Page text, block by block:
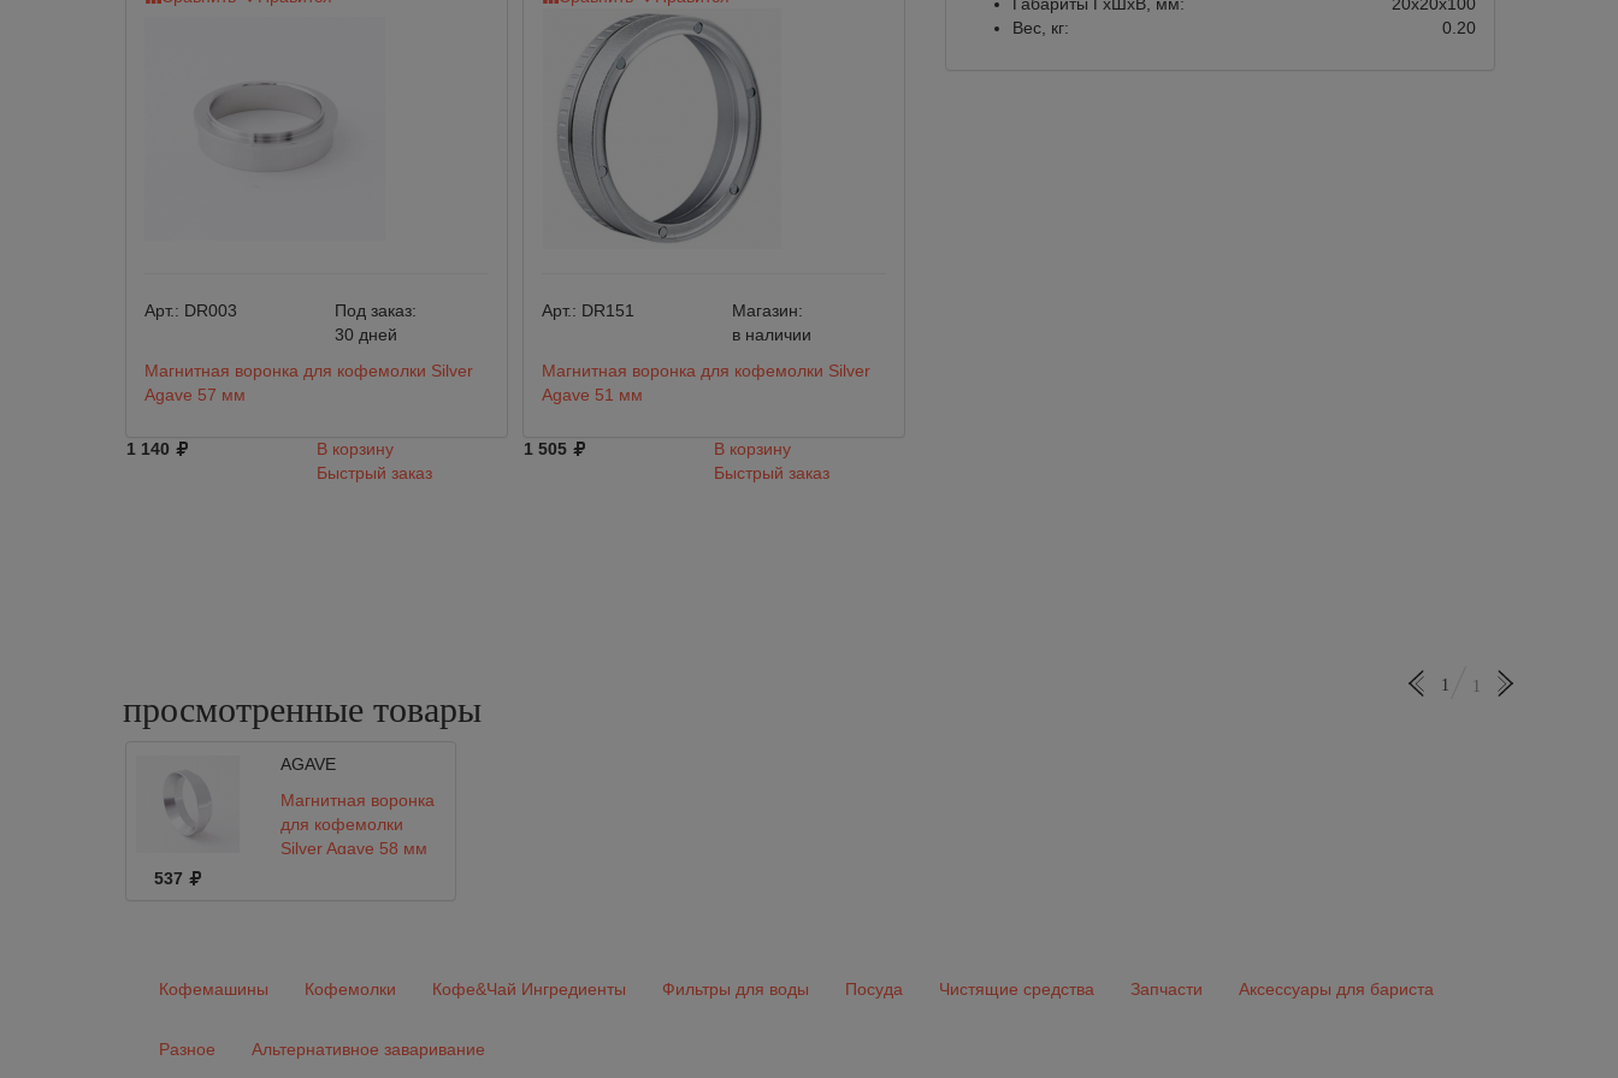
Арт.: DR003
Под заказ:
30 дней
Магнитная воронка для кофемолки Silver
Agave 57 мм
1 140
В корзину
Быстрый заказ
Арт.: DR151
Магазин:
в наличии
Магнитная воронка для кофемолки Silver
Agave 51 мм
1 505
В корзину
Быстрый заказ
Вес, кг:
0.20
просмотренные товары
1 1
AGAVE
Магнитная воронка
для кофемолки
Silver Agave 58 мм
537
Кофемашины Кофемолки Кофе&Чай Ингредиенты Фильтры для воды Посуда Чистящие средства Запчасти Аксессуары для бариста
Разное Альтернативное заваривание